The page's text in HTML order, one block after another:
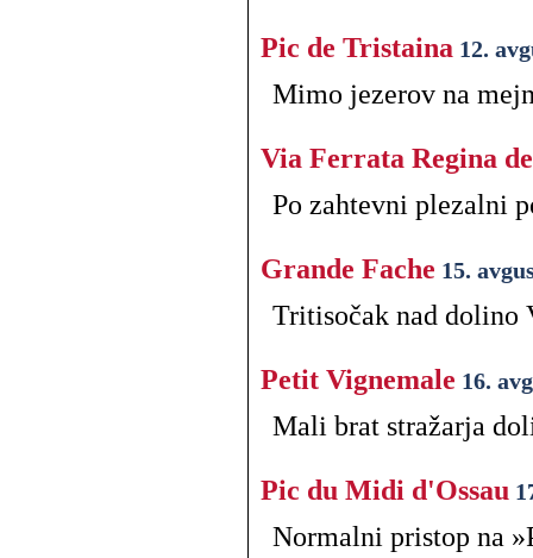
Pic de Tristaina 12.
Mimo jezerov na
Via Ferrata Regina
Po zahtevni plezalni
Grande Fache 15.
Tritisočak nad dolino
Petit Vignemale 16.
Mali brat stražarja
Pic du Midi d'Ossau
Normalni pristop na